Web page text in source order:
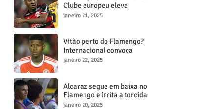
Clube europeu eleva
proposta por Lorran para R$
janeiro 21, 2025
Vitão perto do Flamengo?
Internacional convoca
reunião decisiva para tentar
janeiro 22, 2025
Alcaraz segue em baixa no
Flamengo e irrita a torcida:
"Maior contratação, menor
janeiro 20, 2025